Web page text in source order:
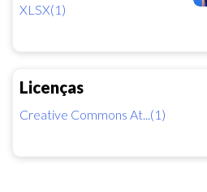
XLSX(1)
Licenças
Creative Commons At...(1)